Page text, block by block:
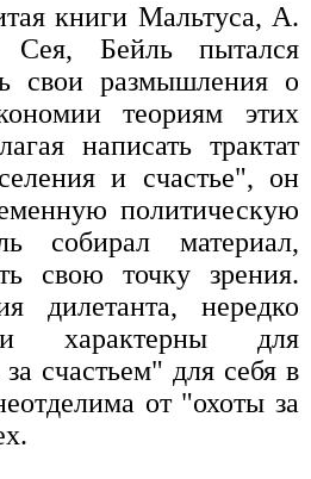
книги Мальтуса, А.
Бейль пытался
свои размышления о
теориям этих
написать трактат
и счастье", он
политическую
собирал материал,
свою точку зрения.
дилетанта, нередко
характерны для
счастьем" для себя в
от "охоты за